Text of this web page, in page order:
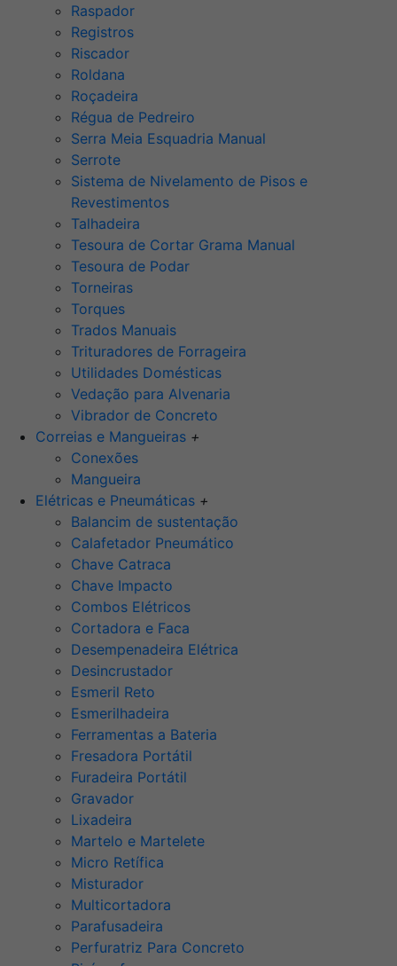
Raspador
Registros
Riscador
Roldana
Roçadeira
Régua de Pedreiro
Serra Meia Esquadria Manual
Serrote
Sistema de Nivelamento de Pisos e
Revestimentos
Talhadeira
Tesoura de Cortar Grama Manual
Tesoura de Podar
Torneiras
Torques
Trados Manuais
Trituradores de Forrageira
Utilidades Domésticas
Vedação para Alvenaria
Vibrador de Concreto
Correias e Mangueiras +
Conexões
Mangueira
Elétricas e Pneumáticas +
Balancim de sustentação
Calafetador Pneumático
Chave Catraca
Chave Impacto
Combos Elétricos
Cortadora e Faca
Desempenadeira Elétrica
Desincrustador
Esmeril Reto
Esmerilhadeira
Ferramentas a Bateria
Fresadora Portátil
Furadeira Portátil
Gravador
Lixadeira
Martelo e Martelete
Micro Retífica
Misturador
Multicortadora
Parafusadeira
Perfuratriz Para Concreto